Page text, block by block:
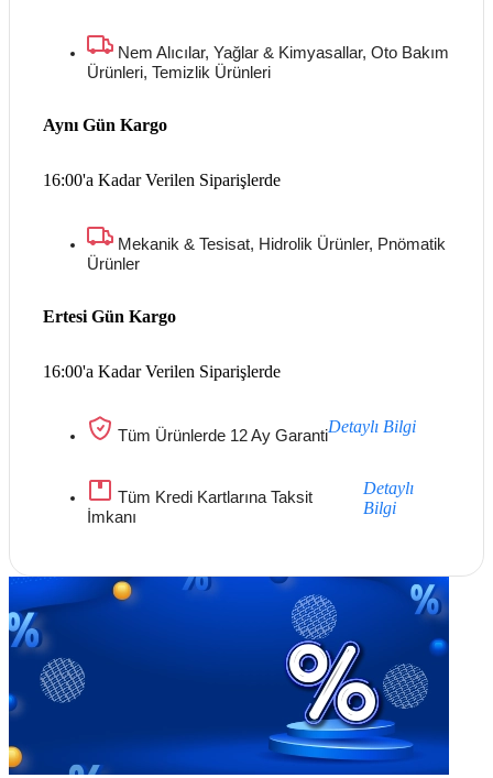
Nem Alıcılar, Yağlar & Kimyasallar, Oto Bakım
Ürünleri, Temizlik Ürünleri
16:00'a Kadar Verilen Siparişlerde
Aynı Gün Kargo
Mekanik & Tesisat, Hidrolik Ürünler, Pnömatik
Ürünler
16:00'a Kadar Verilen Siparişlerde
Ertesi Gün Kargo
Tüm Ürünlerde 12 Ay GarantiDetaylı Bilgi
Tüm Kredi Kartlarına Taksit
İmkanı
Detaylı
Bilgi